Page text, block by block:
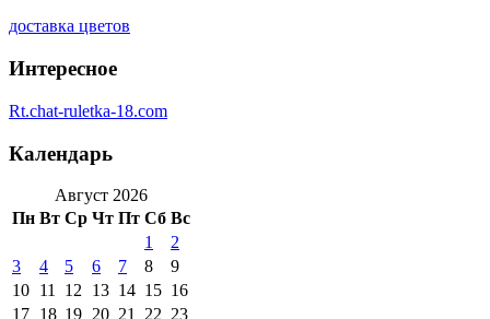
доставка цветов
Интересное
Rt.chat-ruletka-18.com
Календарь
Август 2026
Пн Вт Ср Чт Пт Сб Вс
1
2
3
4 5 6 7 8
9
10 11 12 13 14 15 16
17 18 19 20 21 22 23